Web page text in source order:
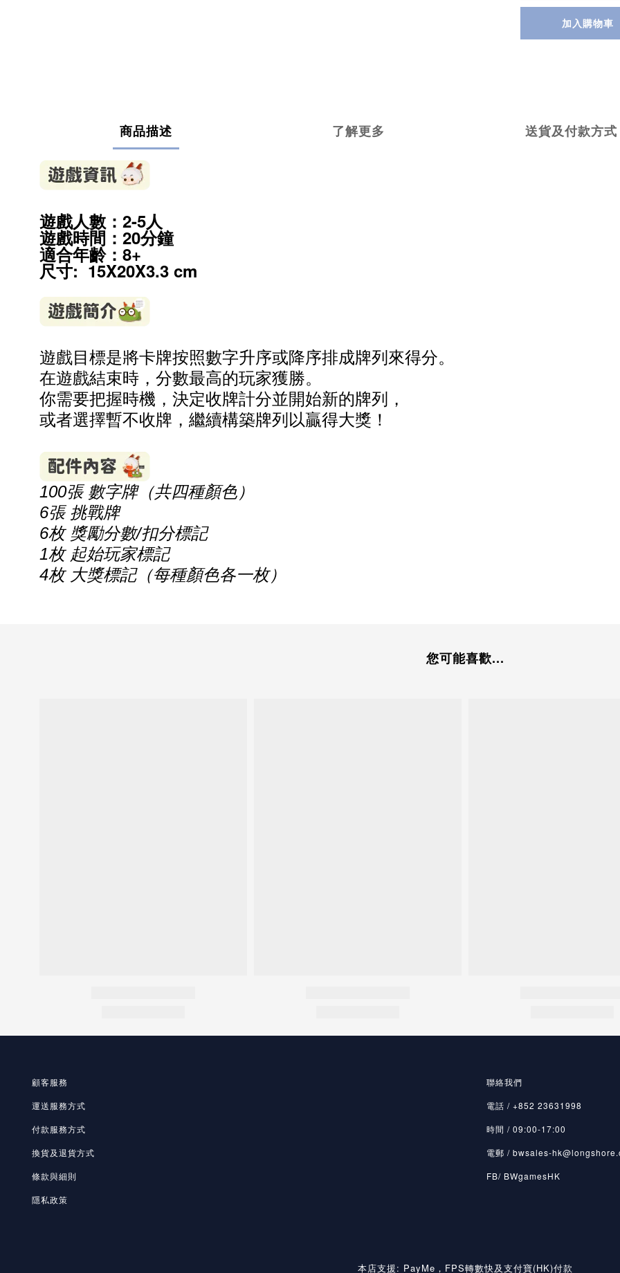
加入購物車
商品描述 了解更多 送貨及付款方式
遊戲人數：2-5人
遊戲時間：20分鐘
適合年齡：8+
尺寸: 15X20X3.3 cm
遊戲目標是將卡牌按照數字升序或降序排成牌列來得分。
在遊戲結束時 ， 分數最高的玩家獲勝。
你需要把握時機， 決定收牌計分並開始新的牌列
，
或者選擇暫不收牌，繼續構築牌列以贏得大獎！
100張 數字牌（共四種顏色）
6張 挑戰牌
6枚 獎勵分數/扣分標記
1枚 起始玩家標記
4枚 大獎標記（每種顏色各一枚）
您可能喜歡...
顧客服務
運送服務方式
付款服務方式
換貨及退貨方式
條款與細則
隱私政策
聯絡我們
電話 / +852 23631998
時間 / 09:00-17:00
電郵 / bwsales-
FB/ BWgamesHK
本店支援: PayMe，FPS轉數快及支付寶(HK)付款